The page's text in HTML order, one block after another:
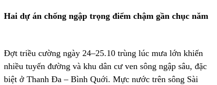
Hai dự án chống ngập trọng điểm chậm gần chục năm
Đợt triều cường ngày 24–25.10 trùng lúc mưa lớn khiến
nhiều tuyến đường và khu dân cư ven sông ngập sâu, đặc
biệt ở Thanh Đa – Bình Quới. Mực nước trên sông Sài